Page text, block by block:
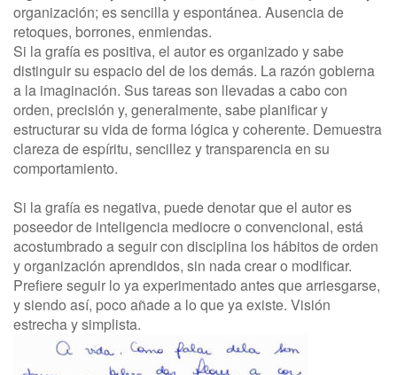
organización; es sencilla y espontánea. Ausencia de
retoques, borrones, enmiendas.
Si la grafía es positiva, el autor es organizado y sabe
distinguir su espacio del de los demás. La razón gobierna
a la imaginación. Sus tareas son llevadas a cabo con
orden, precisión y, generalmente, sabe planificar y
estructurar su vida de forma lógica y coherente. Demuestra
clareza de espíritu, sencillez y transparencia en su
comportamiento.
Si la grafía es negativa, puede denotar que el autor es
poseedor de inteligencia mediocre o convencional, está
acostumbrado a seguir con disciplina los hábitos de orden
y organización aprendidos, sin nada crear o modificar.
Prefiere seguir lo ya experimentado antes que arriesgarse,
y siendo así, poco añade a lo que ya existe. Visión
estrecha y simplista.